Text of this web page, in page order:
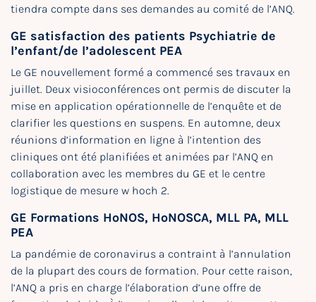
tiendra compte dans ses demandes au comité de l’ANQ.
GE satisfaction des patients Psychiatrie de
l’enfant/de l’adolescent PEA
Le GE nouvellement formé a commencé ses travaux en
juillet. Deux visioconférences ont permis de discuter la
mise en application opérationnelle de l’enquête et de
clarifier les questions en suspens. En automne, deux
réunions d’information en ligne à l’intention des
cliniques ont été planifiées et animées par l’ANQ en
collaboration avec les membres du GE et le centre
logistique de mesure w hoch 2.
GE Formations HoNOS, HoNOSCA, MLL PA, MLL
PEA
La pandémie de coronavirus a contraint à l’annulation
de la plupart des cours de formation. Pour cette raison,
l’ANQ a pris en charge l’élaboration d’une offre de